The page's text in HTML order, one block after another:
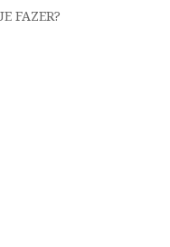
FAZER?